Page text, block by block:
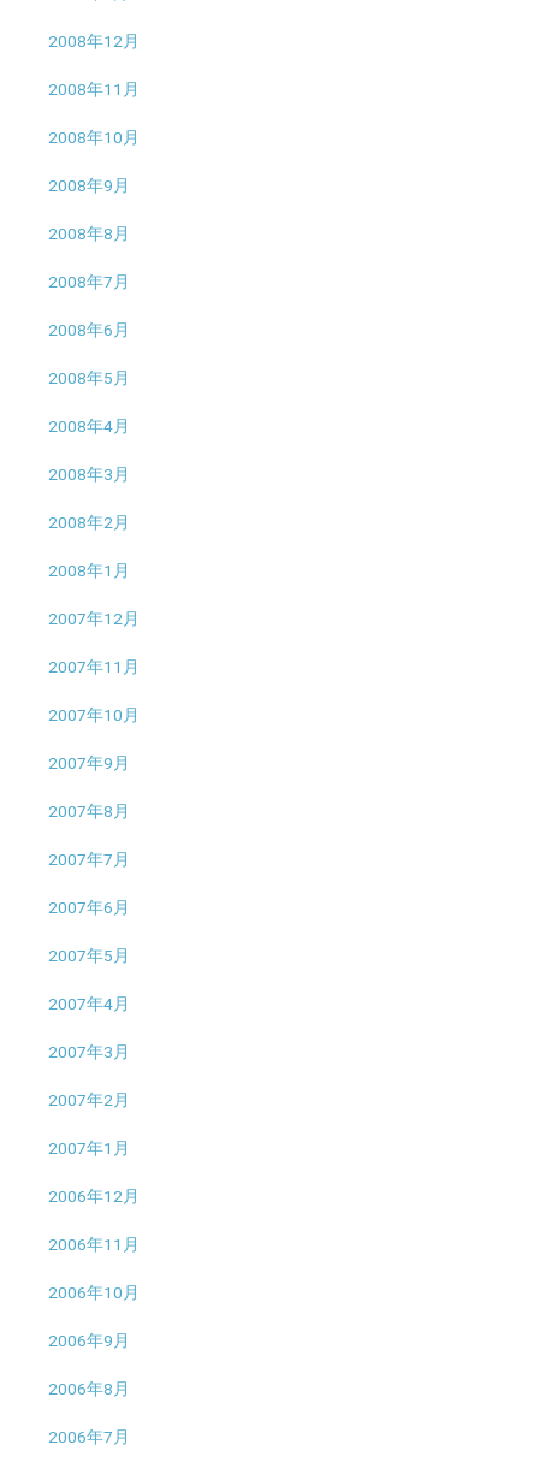
2008年12月
2008年11月
2008年10月
2008年9月
2008年8月
2008年7月
2008年6月
2008年5月
2008年4月
2008年3月
2008年2月
2008年1月
2007年12月
2007年11月
2007年10月
2007年9月
2007年8月
2007年7月
2007年6月
2007年5月
2007年4月
2007年3月
2007年2月
2007年1月
2006年12月
2006年11月
2006年10月
2006年9月
2006年8月
2006年7月